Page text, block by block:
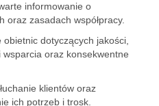
informowanie o
oraz zasadach współpracy.
obietnic dotyczących jakości,
wsparcia oraz konsekwentne
klientów oraz
ich potrzeb i trosk.